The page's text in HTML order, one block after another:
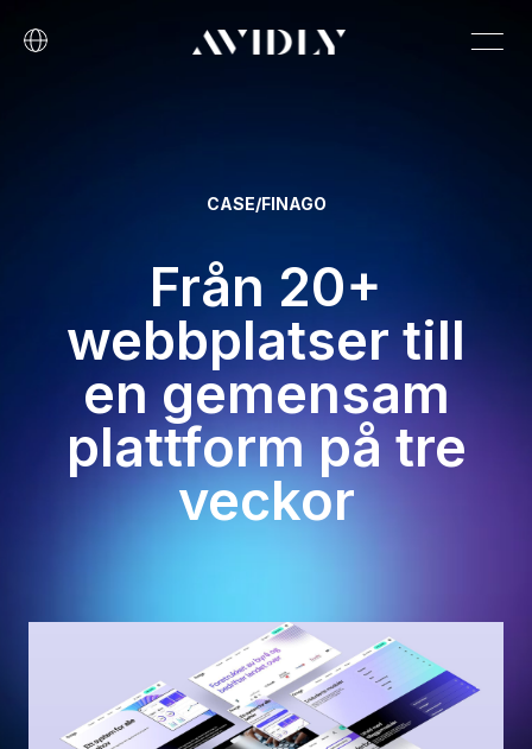
CASE/FINAGO
Från 20+
webbplatser till
en gemensam
plattform på tre
veckor